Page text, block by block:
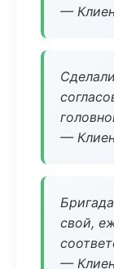
—
—
свой,
—